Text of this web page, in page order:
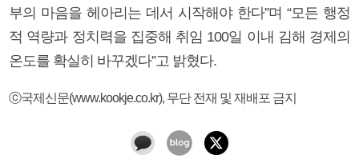
부의 마음을 헤아리는 데서 시작해야 한다”며 “모든 행정
적 역량과 정치력을 집중해 취임 100일 이내 김해 경제의
온도를 확실히 바꾸겠다”고 밝혔다.
ⓒ국제신문(www.kookje.co.kr), 무단 전재 및 재배포 금지